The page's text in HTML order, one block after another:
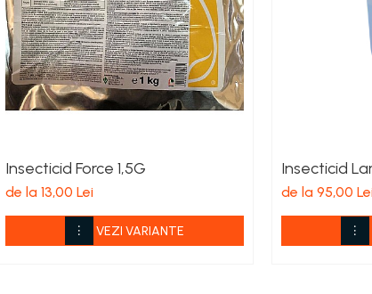
Insecticid Force 1,5G
de la 13,00 Lei
VEZI VARIANTE
Insecticid
de la 95,00 Lei